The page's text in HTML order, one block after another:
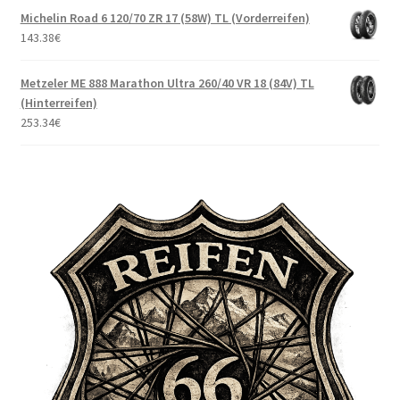
Michelin Road 6 120/70 ZR 17 (58W) TL (Vorderreifen)
143.38€
Metzeler ME 888 Marathon Ultra 260/40 VR 18 (84V) TL
(Hinterreifen)
253.34€